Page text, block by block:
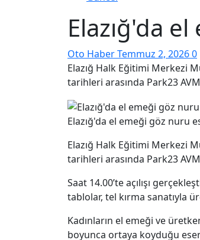
Elazığ'da
Oto HaberTemmuz 2, 20260
Elazığ Halk Eğitimi Merkezi
tarihleri arasında Park23
Elazığ'da el emeği göz nuru
Elazığ Halk Eğitimi Merkezi
tarihleri arasında Park23
Saat 14.00’te açılışı
tablolar, tel kırma sanatıyla
Kadınların el emeği ve
boyunca ortaya koyduğu